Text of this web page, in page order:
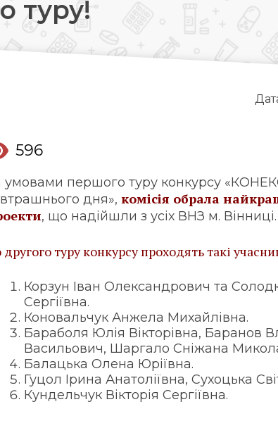
туру!
596
умовами першого туру конкурсу
дня», комісія обрала
, що надійшли з усіх ВНЗ м. Вінниці.
туру конкурсу проходять такі
Корзун Іван Олександрович та
Сергіївна.
Коновальчук Анжела Михайлівна.
Бараболя Юлія Вікторівна, Баранов
Васильович, Шаргало Сніжана
Балацька Олена Юріївна.
Гуцол Ірина Анатоліївна, Сухоцька
Кундельчук Вікторія Сергіївна.